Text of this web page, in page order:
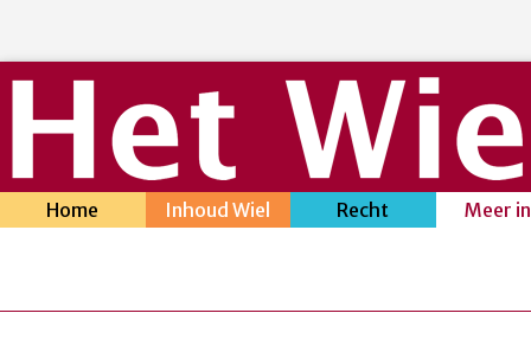
Home Inhoud Wiel Recht Meer